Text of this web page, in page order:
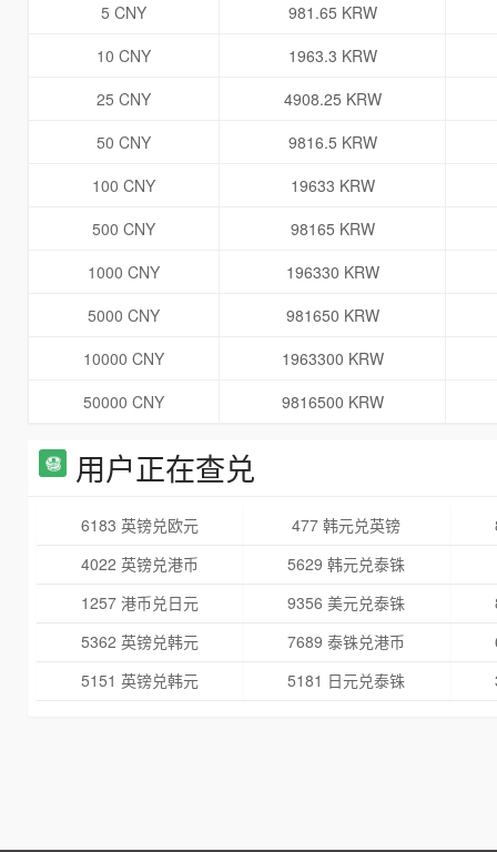
5 CNY
981.65 KRW
10 CNY
1963.3 KRW
25 CNY
4908.25 KRW
50 CNY
9816.5 KRW
100 CNY
19633 KRW
500 CNY
98165 KRW
1000 CNY
196330 KRW
5000 CNY
981650 KRW
10000 CNY
1963300 KRW
50000 CNY
9816500 KRW
用户正在查兑
6183 英镑兑欧元 477 韩元兑英镑
4022 英镑兑港币
5629 韩元兑泰铢
1257 港币兑日元
9356 美元兑泰铢
5362 英镑兑韩元
7689 泰铢兑港币
5151 英镑兑韩元
5181 日元兑泰铢